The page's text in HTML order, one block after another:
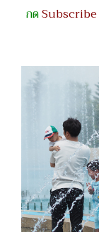
กดSubscribe